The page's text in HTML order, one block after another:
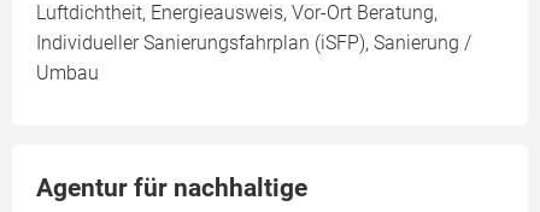
Luftdichtheit, Energieausweis, Vor-Ort Beratung,
Individueller Sanierungsfahrplan (iSFP), Sanierung /
Umbau
Agentur für nachhaltige